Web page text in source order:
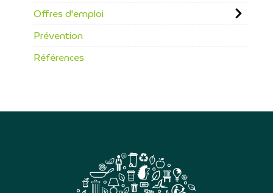
Offres d'emploi
Prévention
Références